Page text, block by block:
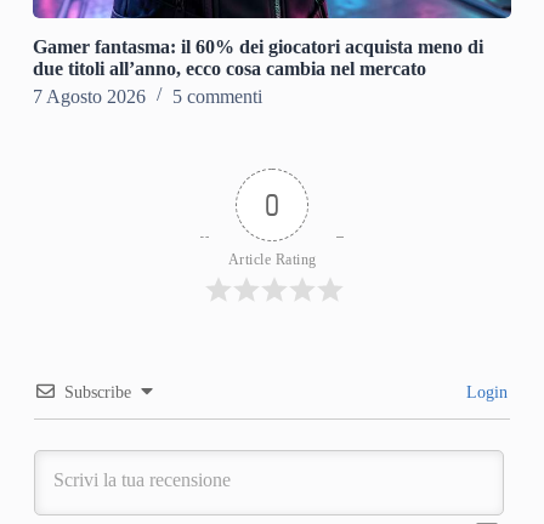
Gamer fantasma: il 60% dei giocatori acquista meno di
due titoli all’anno, ecco cosa cambia nel mercato
7 Agosto 2026
5 commenti
0
Article Rating
Subscribe Login